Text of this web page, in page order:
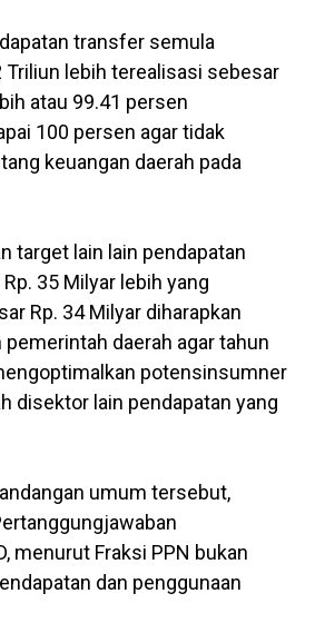
transfer semula
Triliun lebih terealisasi sebesar
atau 99.41 persen
100 persen agar tidak
keuangan daerah pada
target lain lain pendapatan
35 Milyar lebih yang
Rp. 34 Milyar diharapkan
daerah agar tahun
potensinsumner
disektor lain pendapatan yang
umum tersebut,
menurut Fraksi PPN bukan
dan penggunaan